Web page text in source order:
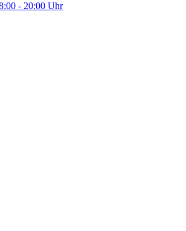
- 20:00 Uhr